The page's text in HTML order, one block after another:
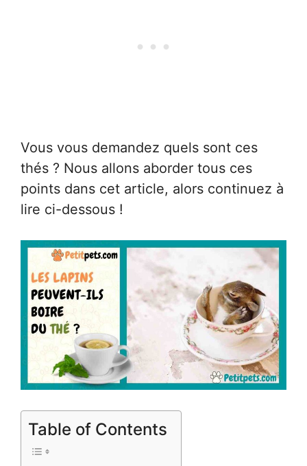
Vous vous demandez quels sont ces
thés ? Nous allons aborder tous ces
points dans cet article, alors continuez à
lire ci-dessous !
Table of Contents